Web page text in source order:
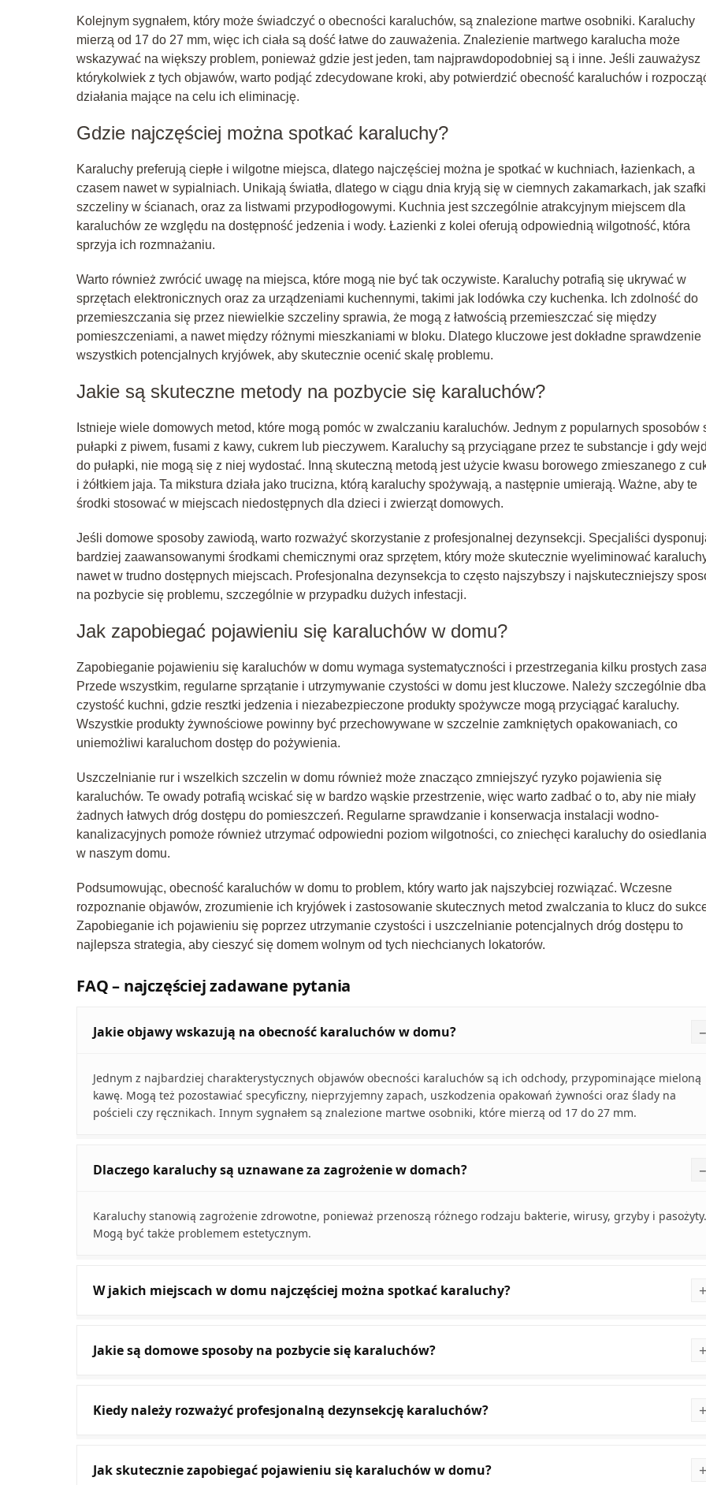
Kolejnym sygnałem, który może świadczyć o obecności karaluchów, są znalezione martwe osobniki. Karaluchy
mierzą od 17 do 27 mm, więc ich ciała są dość łatwe do zauważenia. Znalezienie martwego karalucha może
wskazywać na większy problem, ponieważ gdzie jest jeden, tam najprawdopodobniej są i inne. Jeśli zauważysz
którykolwiek z tych objawów, warto podjąć zdecydowane kroki, aby potwierdzić obecność karaluchów i
działania mające na celu ich eliminację.
Gdzie najczęściej można spotkać karaluchy?
Karaluchy preferują ciepłe i wilgotne miejsca, dlatego najczęściej można je spotkać w kuchniach, łazienkach, a
czasem nawet w sypialniach. Unikają światła, dlatego w ciągu dnia kryją się w ciemnych zakamarkach, jak
szczeliny w ścianach, oraz za listwami przypodłogowymi. Kuchnia jest szczególnie atrakcyjnym miejscem dla
karaluchów ze względu na dostępność jedzenia i wody. Łazienki z kolei oferują odpowiednią wilgotność, która
sprzyja ich rozmnażaniu.
Warto również zwrócić uwagę na miejsca, które mogą nie być tak oczywiste. Karaluchy potrafią się ukrywać w
sprzętach elektronicznych oraz za urządzeniami kuchennymi, takimi jak lodówka czy kuchenka. Ich zdolność do
przemieszczania się przez niewielkie szczeliny sprawia, że mogą z łatwością przemieszczać się między
pomieszczeniami, a nawet między różnymi mieszkaniami w bloku. Dlatego kluczowe jest dokładne sprawdzenie
wszystkich potencjalnych kryjówek, aby skutecznie ocenić skalę problemu.
Jakie są skuteczne metody na pozbycie się karaluchów?
Istnieje wiele domowych metod, które mogą pomóc w zwalczaniu karaluchów. Jednym z popularnych sposobów
pułapki z piwem, fusami z kawy, cukrem lub pieczywem. Karaluchy są przyciągane przez te substancje i gdy
do pułapki, nie mogą się z niej wydostać. Inną skuteczną metodą jest użycie kwasu borowego zmieszanego z
i żółtkiem jaja. Ta mikstura działa jako trucizna, którą karaluchy spożywają, a następnie umierają. Ważne, aby te
środki stosować w miejscach niedostępnych dla dzieci i zwierząt domowych.
Jeśli domowe sposoby zawiodą, warto rozważyć skorzystanie z profesjonalnej dezynsekcji. Specjaliści
bardziej zaawansowanymi środkami chemicznymi oraz sprzętem, który może skutecznie wyeliminować
nawet w trudno dostępnych miejscach. Profesjonalna dezynsekcja to często najszybszy i najskuteczniejszy
na pozbycie się problemu, szczególnie w przypadku dużych infestacji.
Jak zapobiegać pojawieniu się karaluchów w domu?
Zapobieganie pojawieniu się karaluchów w domu wymaga systematyczności i przestrzegania kilku prostych
Przede wszystkim, regularne sprzątanie i utrzymywanie czystości w domu jest kluczowe. Należy szczególnie
czystość kuchni, gdzie resztki jedzenia i niezabezpieczone produkty spożywcze mogą przyciągać karaluchy.
Wszystkie produkty żywnościowe powinny być przechowywane w szczelnie zamkniętych opakowaniach, co
uniemożliwi karaluchom dostęp do pożywienia.
Uszczelnianie rur i wszelkich szczelin w domu również może znacząco zmniejszyć ryzyko pojawienia się
karaluchów. Te owady potrafią wciskać się w bardzo wąskie przestrzenie, więc warto zadbać o to, aby nie miały
żadnych łatwych dróg dostępu do pomieszczeń. Regularne sprawdzanie i konserwacja instalacji wodno-
kanalizacyjnych pomoże również utrzymać odpowiedni poziom wilgotności, co zniechęci karaluchy do
w naszym domu.
Podsumowując, obecność karaluchów w domu to problem, który warto jak najszybciej rozwiązać. Wczesne
rozpoznanie objawów, zrozumienie ich kryjówek i zastosowanie skutecznych metod zwalczania to klucz do
Zapobieganie ich pojawieniu się poprzez utrzymanie czystości i uszczelnianie potencjalnych dróg dostępu to
najlepsza strategia, aby cieszyć się domem wolnym od tych niechcianych lokatorów.
FAQ – najczęściej zadawane pytania
Jakie objawy wskazują na obecność karaluchów w domu?
Jednym z najbardziej charakterystycznych objawów obecności karaluchów są ich odchody, przypominające mieloną
kawę. Mogą też pozostawiać specyficzny, nieprzyjemny zapach, uszkodzenia opakowań żywności oraz ślady na
pościeli czy ręcznikach. Innym sygnałem są znalezione martwe osobniki, które mierzą od 17 do 27 mm.
Dlaczego karaluchy są uznawane za zagrożenie w domach?
Karaluchy stanowią zagrożenie zdrowotne, ponieważ przenoszą różnego rodzaju bakterie, wirusy, grzyby i pasożyty.
Mogą być także problemem estetycznym.
W jakich miejscach w domu najczęściej można spotkać karaluchy?
Jakie są domowe sposoby na pozbycie się karaluchów?
Kiedy należy rozważyć profesjonalną dezynsekcję karaluchów?
Jak skutecznie zapobiegać pojawieniu się karaluchów w domu?